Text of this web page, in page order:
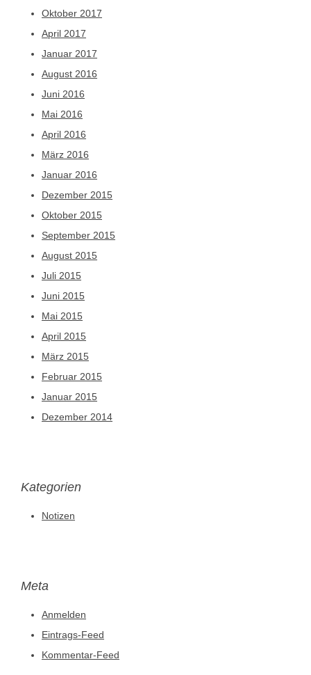
Oktober 2017
April 2017
Januar 2017
August 2016
Juni 2016
Mai 2016
April 2016
März 2016
Januar 2016
Dezember 2015
Oktober 2015
September 2015
August 2015
Juli 2015
Juni 2015
Mai 2015
April 2015
März 2015
Februar 2015
Januar 2015
Dezember 2014
Kategorien
Notizen
Meta
Anmelden
Eintrags-Feed
Kommentar-Feed